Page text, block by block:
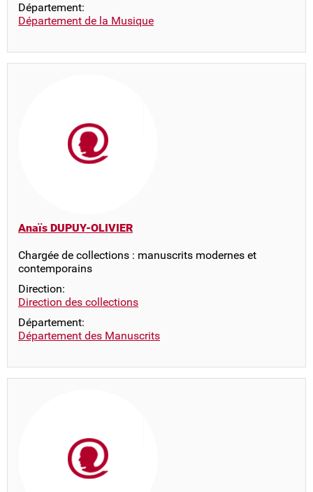
Département:
Département de la Musique
Anaïs DUPUY-OLIVIER
Chargée de collections : manuscrits modernes et
contemporains
Direction:
Direction des collections
Département:
Département des Manuscrits